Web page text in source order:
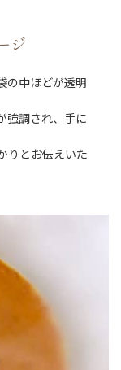
ジ
の中ほどが透明
強調され、手に
りとお伝えいた